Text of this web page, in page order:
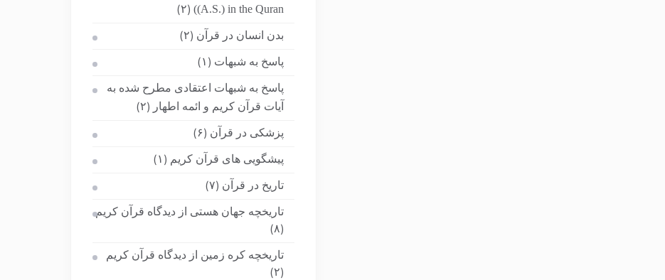
(A.S.) in the Quran)
(۲)
بدن انسان در قرآن (۲)
پاسخ به شبهات (۱)
پاسخ به شبهات اعتقادی مطرح شده به
آیات قرآن کریم و ائمه اطهار
(۲)
پزشکی در قرآن (۶)
پیشگویی های قرآن کریم (۱)
تاریخ در قرآن (۷)
تاریخچه جهان هستی از دیدگاه قرآن کریم
(۸)
تاریخچه کره زمین از دیدگاه قرآن کریم
(۲)